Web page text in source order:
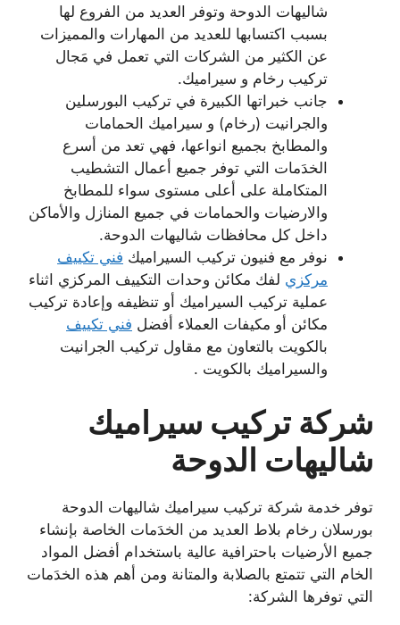
شاليهات الدوحة وتوفر العديد من الفروع لها
بسبب اكتسابها للعديد من المهارات والمميزات
عن الكثير من الشركات التي تعمل في مَجال
تركيب رخام و سيراميك.
جانب خبراتها الكبيرة في تركيب البورسلين
والجرانيت (رخام) و سيراميك الحمامات
والمطابخ بجميع انواعها، فهي تعد من أسرع
الخدَمات التي توفر جميع أعمال التشطيب
المتكاملة على أعلى مستوى سواء للمطابخ
والارضيات والحمامات في جميع المنازل والأماكن
داخل كل محافظات شاليهات الدوحة.
نوفر مع فنيون تركيب السيراميك فني تكييف
مركزي لفك مكائن وحدات التكييف المركزي اثناء
عملية تركيب السيراميك أو تنظيفه وإعادة تركيب
مكائن أو مكيفات العملاء أفضل فني تكييف
بالكويت بالتعاون مع مقاول تركيب الجرانيت
والسيراميك بالكويت .
شركة تركيب سيراميك
شاليهات الدوحة
توفر خدمة شركة تركيب سيراميك شاليهات الدوحة
بورسلان رخام بلاط العديد من الخدَمات الخاصة بإنشاء
جميع الأرضيات باحترافية عالية باستخدام أفضل المواد
الخام التي تتمتع بالصلابة والمتانة ومن أهم هذه الخدَمات
التي توفرها الشركة: